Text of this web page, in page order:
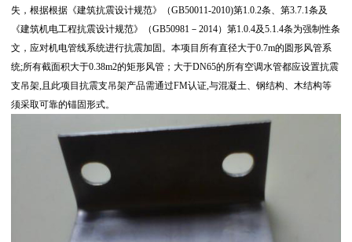
失，根据根据《建筑抗震设计规范》（GB50011-2010)第1.0.2条、第3.7.1条及
《建筑机电工程抗震设计规范》（GB50981－2014）第1.0.4及5.1.4条为强制性条
文，应对机电管线系统进行抗震加固。本项目所有直径大于0.7m的圆形风管系
统;所有截面积大于0.38m2的矩形风管；大于DN65的所有空调水管都应设置抗震
支吊架,且此项目抗震支吊架产品需通过FM认证,与混凝土、钢结构、木结构等
须采取可靠的锚固形式。